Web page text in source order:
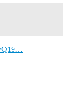
Q19…